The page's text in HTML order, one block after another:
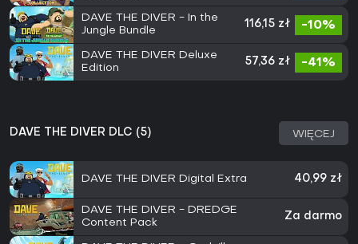
DAVE THE DIVER - In the
Jungle Bundle
116,15 zł -10%
DAVE THE DIVER Deluxe
Edition
57,36 zł -41%
DAVE THE DIVER DLC (5) WIĘCEJ
DAVE THE DIVER Digital Extra 40,99 zł
DAVE THE DIVER - DREDGE
Content Pack
Za darmo